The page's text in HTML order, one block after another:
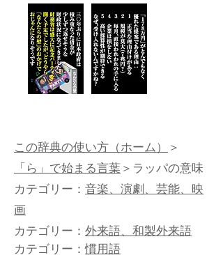
この辞典の使い方（ホーム）＞
「ら」で始まる言葉＞ラッパの意味
カテゴリー： 音楽、演劇、芸能、映
画
カテゴリー： 外来語、和製外来語
カテゴリー：慣用語